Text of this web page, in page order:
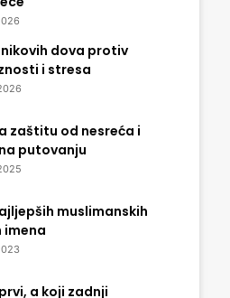
dova protiv
i stresa
zaštitu od nesreća i
putovanju
muslimanskih
imena
a koji zadnji